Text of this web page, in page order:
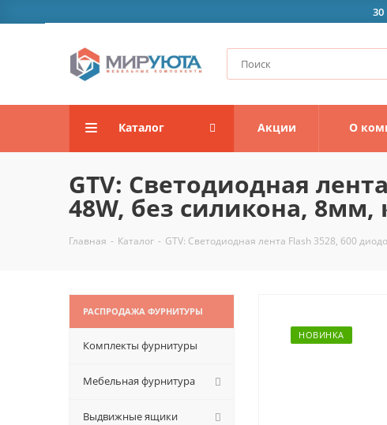
Каталог Акции О
GTV: Светодиодная
48W, без силикона, 8мм,
Главная - Каталог - GTV: Светодиодная лента Flash 3528, 600
НОВИНКА
РАСПРОДАЖА ФУРНИТУРЫ
Комплекты фурнитуры
Мебельная фурнитура
Выдвижные ящики